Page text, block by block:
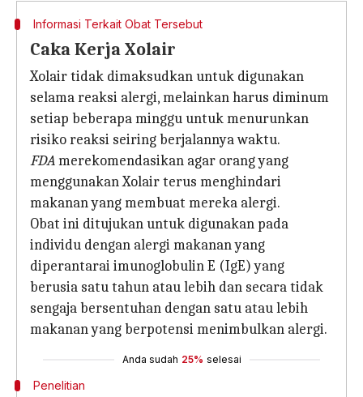
Informasi Terkait Obat Tersebut
Caka Kerja Xolair
Xolair tidak dimaksudkan untuk digunakan
selama reaksi alergi, melainkan harus diminum
setiap beberapa minggu untuk menurunkan
risiko reaksi seiring berjalannya waktu.
FDAmerekomendasikan agar orang yang
menggunakan Xolair terus menghindari
makanan yang membuat mereka alergi.
Obat ini ditujukan untuk digunakan pada
individu dengan alergi makanan yang
diperantarai imunoglobulin E (IgE) yang
berusia satu tahun atau lebih dan secara tidak
sengaja bersentuhan dengan satu atau lebih
makanan yang berpotensi menimbulkan alergi.
Anda sudah 25% selesai
Penelitian